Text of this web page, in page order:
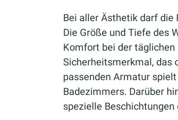
Bei aller Ästhetik darf
Die Größe und Tiefe des
Komfort bei der
Sicherheitsmerkmal, das
passenden Armatur
Badezimmers. Darüber
spezielle